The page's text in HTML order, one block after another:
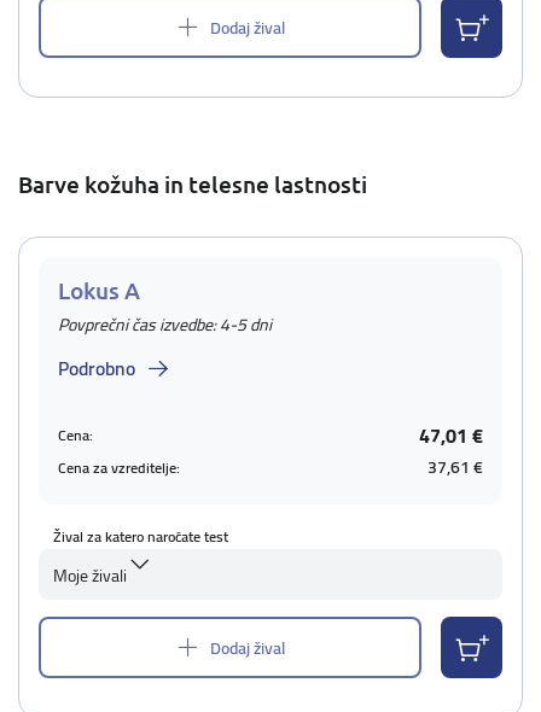
Dodaj žival
Barve kožuha in telesne lastnosti
Lokus A
Povprečni čas izvedbe: 4-5 dni
Podrobno
Cena: 47,01 €
Cena za vzreditelje: 37,61 €
Žival za katero naročate test
Moje živali
Dodaj žival